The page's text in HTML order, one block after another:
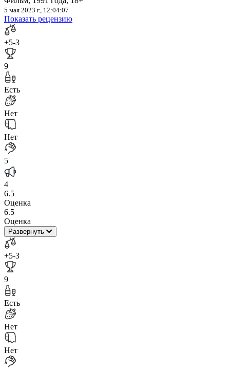
5 мая 2023 г., 12:04:07
Показать рецензию
+5-3
9
Есть
Нет
Нет
5
4
6.5
Оценка
6.5
Оценка
Развернуть
+5-3
9
Есть
Нет
Нет